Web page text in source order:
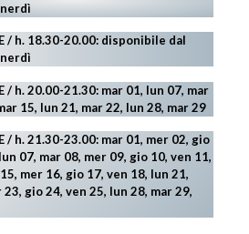
/ h. 18.30-20.00: disponibile dal
/ h. 20.00-21.30: mar 01, lun 07, mar
15, lun 21, mar 22, lun 28, mar 29
/ h. 21.30-23.00: mar 01, mer 02, gio
07, mar 08, mer 09, gio 10, ven 11,
mer 16, gio 17, ven 18, lun 21,
23, gio 24, ven 25, lun 28, mar 29,